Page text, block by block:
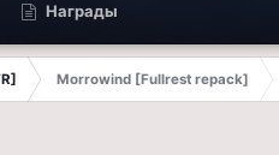
Награды
Morrowind [Fullrest repack]